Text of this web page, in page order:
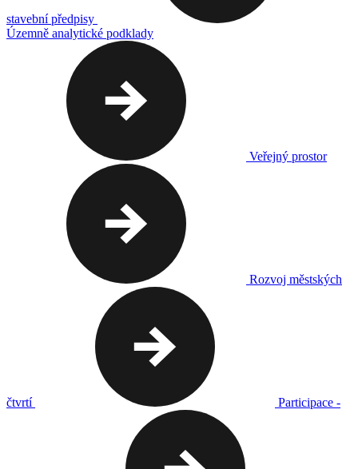
stavební předpisy
Územně analytické podklady
Veřejný prostor
Rozvoj městských
čtvrtí Participace -